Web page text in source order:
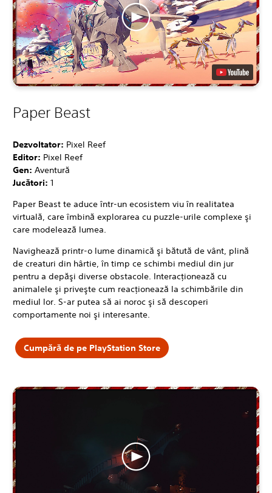
Paper Beast
Dezvoltator: Pixel Reef
Editor: Pixel Reef
Gen: Aventură
Jucători: 1
Paper Beast te aduce într-un ecosistem viu în realitatea
virtuală, care îmbină explorarea cu puzzle-urile complexe şi
care modelează lumea.
Navighează printr-o lume dinamică şi bătută de vânt, plină
de creaturi din hârtie, în timp ce schimbi mediul din jur
pentru a depăşi diverse obstacole. Interacţionează cu
animalele şi priveşte cum reacţionează la schimbările din
mediul lor. S-ar putea să ai noroc şi să descoperi
comportamente noi şi interesante.
Cumpără de pe PlayStation Store